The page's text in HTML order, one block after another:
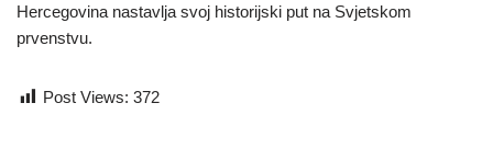
Hercegovina nastavlja svoj historijski put na Svjetskom
prvenstvu.
Post Views: 372